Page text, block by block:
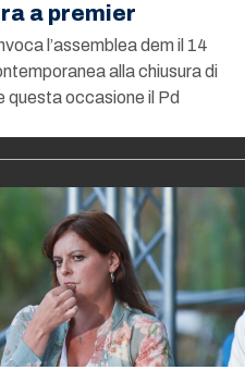
a premier
l’assemblea dem il 14
alla chiusura di
questa occasione il Pd